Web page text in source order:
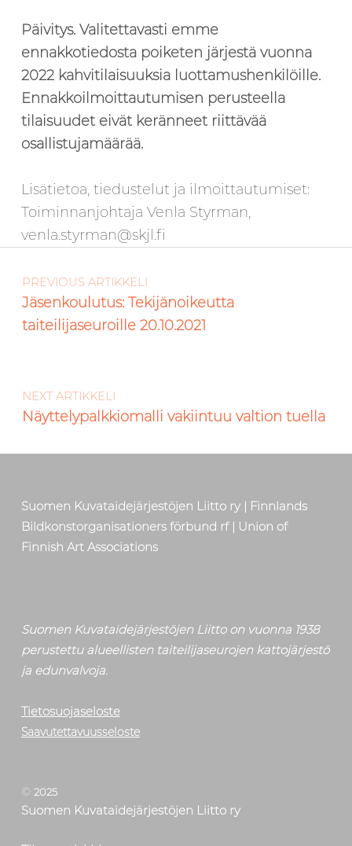
Päivitys. Valitettavasti emme
ennakkotiedosta poiketen järjestä vuonna
2022 kahvitilaisuuksia luottamushenkilöille.
Ennakkoilmoittautumisen perusteella
tilaisuudet eivät keränneet riittävää
osallistujamäärää.
Lisätietoa, tiedustelut ja ilmoittautumiset:
Toiminnanjohtaja Venla Styrman,
venla.styrman@skjl.fi
Skip back to main navigation
Artikkelien selaus
PREVIOUS ARTIKKELI
Jäsenkoulutus: Tekijänoikeutta
taiteilijaseuroille 20.10.2021
NEXT ARTIKKELI
Näyttelypalkkiomalli vakiintuu valtion tuella
Suomen Kuvataidejärjestöjen Liitto ry | Finnlands
Bildkonstorganisationers förbund rf | Union of
Finnish Art Associations
Suomen Kuvataidejärjestöjen Liitto on vuonna 1938
perustettu alueellisten taiteilijaseurojen kattojärjestö
ja edunvalvoja.
Tietosuojaseloste
Saavutettavuusseloste
© 2025
Suomen Kuvataidejärjestöjen Liitto ry